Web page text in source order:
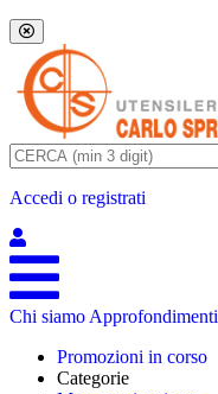
Accedi o registrati
Chi siamo Approfondimenti
Promozioni in corso
Categorie